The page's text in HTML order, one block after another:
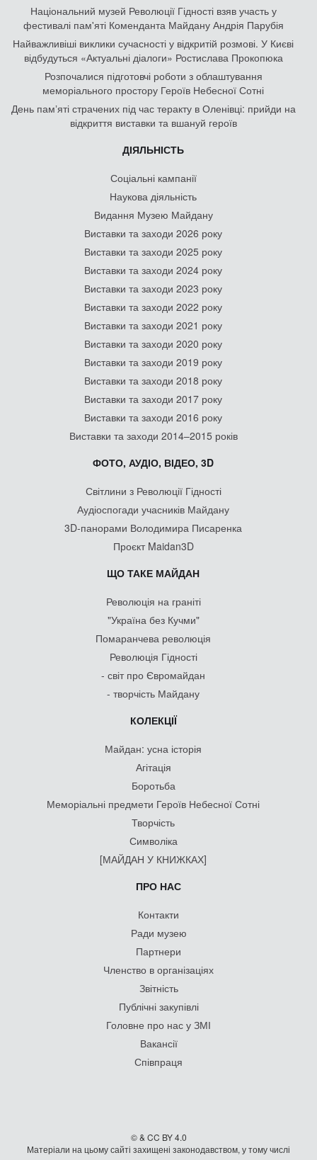
Національний музей Революції Гідності взяв участь у
фестивалі пам'яті Коменданта Майдану Андрія Парубія
Найважливіші виклики сучасності у відкритій розмові. У Києві
відбудуться «Актуальні діалоги» Ростислава Прокопюка
Розпочалися підготовчі роботи з облаштування
меморіального простору Героїв Небесної Сотні
День памʼяті страчених під час теракту в Оленівці: прийди на
відкриття виставки та вшануй героїв
ДІЯЛЬНІСТЬ
Соціальні кампанії
Наукова діяльність
Видання Музею Майдану
Виставки та заходи 2026 року
Виставки та заходи 2025 року
Виставки та заходи 2024 року
Виставки та заходи 2023 року
Виставки та заходи 2022 року
Виставки та заходи 2021 року
Виставки та заходи 2020 року
Виставки та заходи 2019 року
Виставки та заходи 2018 року
Виставки та заходи 2017 року
Виставки та заходи 2016 року
Виставки та заходи 2014–2015 років
ФОТО, АУДІО, ВІДЕО, 3D
Світлини з Революції Гідності
Аудіоспогади учасників Майдану
3D-панорами Володимира Писаренка
Проєкт Maidan3D
ЩО ТАКЕ МАЙДАН
Революція на граніті
"Україна без Кучми"
Помаранчева революція
Революція Гідності
- світ про Євромайдан
- творчість Майдану
КОЛЕКЦІЇ
Майдан: усна історія
Агітація
Боротьба
Меморіальні предмети Героїв Небесної Сотні
Творчість
Символіка
[МАЙДАН У КНИЖКАХ]
ПРО НАС
Контакти
Ради музею
Партнери
Членство в організаціях
Звітність
Публічні закупівлі
Головне про нас у ЗМІ
Вакансії
Співпраця
© & CC BY 4.0
Матеріали на цьому сайті захищені законодавством, у тому числі